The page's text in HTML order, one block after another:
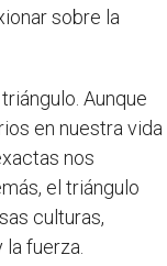
sobre la
Aunque
en nuestra vida
nos
el triángulo
culturas,
fuerza.